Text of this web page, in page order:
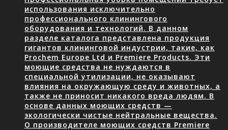
использования исключительно
профессионального клинингового
оборудования и технологий. В данном
разделе каталога представлена продукция
гигантов клининговой индустрии, такие, как
Prochem Europe Ltd и Premiere Products. Эти
моющие средства не нуждаются в
специальной утилизации, не оказывают
влияния на окружающую среду и животных, а
также не приносит никакого вреда людям. В
основе данных моющих средств —
экологически чистые нейтральные вещества.
О производителе моющих средств Premiere